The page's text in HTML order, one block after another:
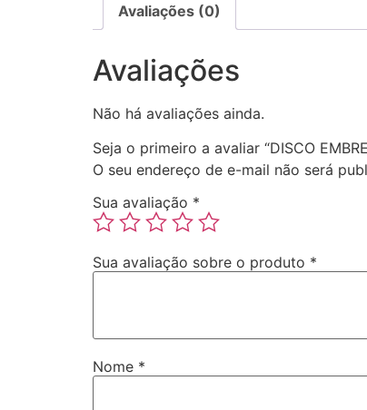
Avaliações (0)
Avaliações
Não há avaliações ainda.
Seja o primeiro a avaliar “DISCO
O seu endereço de e-mail não será
Sua avaliação *
Sua avaliação sobre o produto *
Nome *